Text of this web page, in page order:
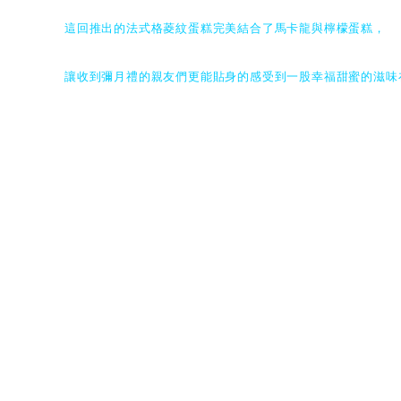
這回推出的法式格菱紋蛋糕完美結合了馬卡龍與檸檬蛋糕，
讓收到彌月禮的親友們更能貼身的感受到一股幸福甜蜜的滋味